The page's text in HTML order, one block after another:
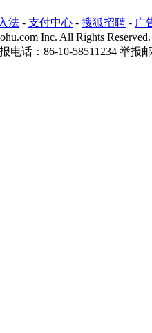
法 - 支付中心 - 搜狐招聘 - 广
Inc. All Rights
电话：86-10-58511234 举报邮